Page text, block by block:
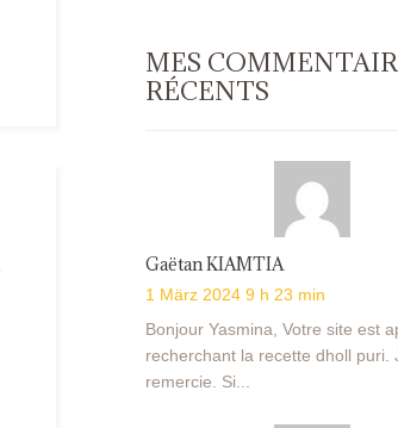
MES
RÉCENTS
Gaëtan KIAMTIA
1 März 2024 9 h 23 min
Bonjour Yasmina, Votre site est
recherchant la recette dholl puri.
remercie. Si...